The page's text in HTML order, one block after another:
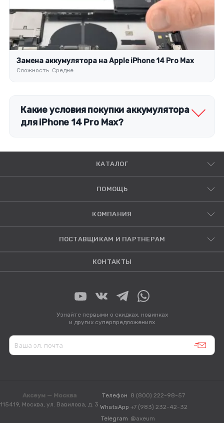
Замена аккумулятора на Apple iPhone 14 Pro Max
Сложность: Средне
Какие условия покупки аккумулятора
для iPhone 14 Pro Max?
КАТАЛОГ
ПОМОЩЬ
КОМПАНИЯ
ПОСТАВЩИКАМ И ПАРТНЕРАМ
КОНТАКТЫ
Узнайте первыми о скидках, новинках
и других суперпредложениях
Аксеум — Москва
115419, Москва, ул. Вавилова, д. 3
Телефон 8 (800) 222-98-57
WhatsApp +7 (983) 232-42-32
Telegram @axeum